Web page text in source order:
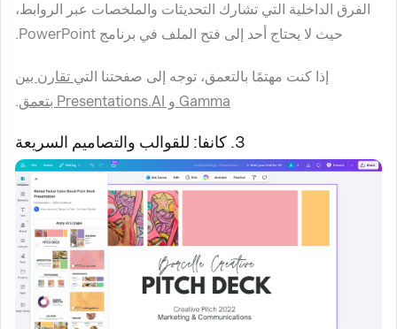
الفرق الداخلية التي تشارك التحديثات والملخصات عبر الروابط،
حيث لا يحتاج أحد إلى فتح الملف في برنامج PowerPoint.
إذا كنت مهتمًا بالتعمق، توجه إلى صفحتنا التي تقارن بين
Gamma و Presentations.AI بتعمق
.
3. كانفا: للقوالب والتصاميم السريعة